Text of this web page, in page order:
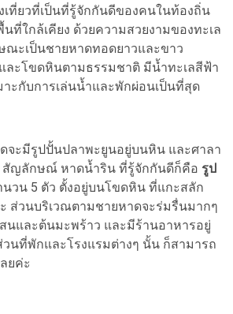
เที่ยวที่เป็นที่รู้จักกันดีของคนในท้องถิ่น
ที่ใกล้เคียง ด้วยความสวยงามของทะเล
ะเป็นชายหาดทอดยาวและขาว
ละโขดหินตามธรรมชาติ มีน้ำทะเลสีฟ้า
าะกับการเล่นน้ำและพักผ่อนเป็นที่สุด
ะมีรูปปั้นปลาพะยูนอยู่บนหิน และศาลา
สัญลักษณ์ หาดน้ำริน ที่รู้จักกันดีก็คือ รูป
นวน 5 ตัว ตั้งอยู่บนโขดหิน ที่แกะสลัก
ส่วนบริเวณตามชายหาดจะร่มรื่นมากๆ
นและต้นมะพร้าว และมีร้านอาหารอยู่
นที่พักและโรงแรมต่างๆ นั้น ก็สามารถ
ยค่ะ